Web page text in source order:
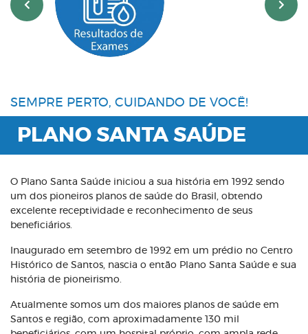
‹ ›
SEMPRE PERTO, CUIDANDO DE VOCÊ!
PLANO SANTA SAÚDE
O Plano Santa Saúde iniciou a sua história em 1992 sendo
um dos pioneiros planos de saúde do Brasil, obtendo
excelente receptividade e reconhecimento de seus
beneficiários.
Inaugurado em setembro de 1992 em um prédio no Centro
Histórico de Santos, nascia o então Plano Santa Saúde e sua
história de pioneirismo.
Atualmente somos um dos maiores planos de saúde em
Santos e região, com aproximadamente 130 mil